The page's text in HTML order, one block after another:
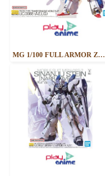
MG 1/100 FULL ARMOR ZZ GUNDAM Ver.Ka